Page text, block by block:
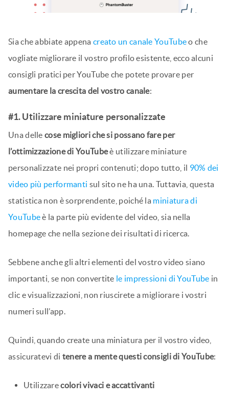
Sia che abbiate appena creato un canale YouTubeo che
vogliate migliorare il vostro profilo esistente, ecco alcuni
consigli pratici per YouTube che potete provare per
aumentare la crescita del vostro canale:
#1. Utilizzare miniature personalizzate
Una delle cose migliori che si possano fare per
l’ottimizzazione di YouTubeè utilizzare miniature
personalizzate nei propri contenuti; dopo tutto, il 90% dei
video più performanti sul sito ne ha una. Tuttavia, questa
statistica non è sorprendente, poiché la miniatura di
YouTubeè la parte più evidente del video, sia nella
homepage che nella sezione dei risultati di ricerca.
Sebbene anche gli altri elementi del vostro video siano
importanti, se non convertite le impressioni di YouTube in
clic e visualizzazioni, non riuscirete a migliorare i vostri
numeri sull’app.
Quindi, quando create una miniatura per il vostro video,
assicuratevi di tenere a mente questi consigli di YouTube:
Utilizzarecolori vivaci e accattivanti